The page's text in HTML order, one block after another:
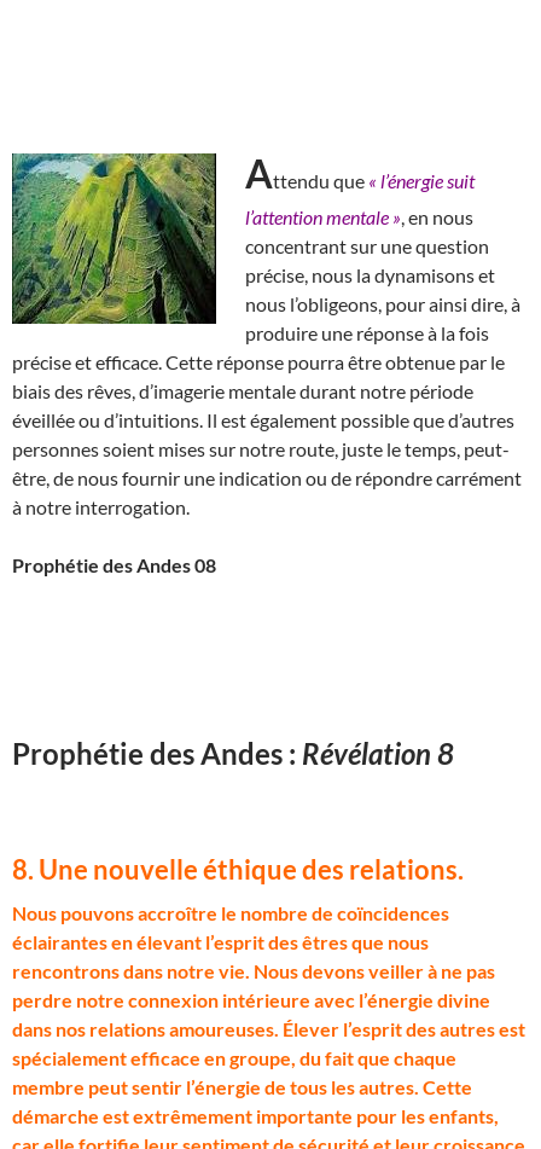
Attendu que « l’énergie suit
l’attention mentale » , en nous
concentrant sur une question
précise, nous la dynamisons et
nous l’obligeons, pour ainsi dire, à
produire une réponse à la fois
précise et efficace. Cette réponse pourra être obtenue par le
biais des rêves, d’imagerie mentale durant notre période
éveillée ou d’intuitions. Il est également possible que d’autres
personnes soient mises sur notre route, juste le temps, peut-
être, de nous fournir une indication ou de répondre carrément
à notre interrogation.
Prophétie des Andes 08
Prophétie des Andes : Révélation 8
8. Une nouvelle éthique des relations.
Nous pouvons accroître le nombre de coïncidences
éclairantes en élevant l’esprit des êtres que nous
rencontrons dans notre vie. Nous devons veiller à ne pas
perdre notre connexion intérieure avec l’énergie divine
dans nos relations amoureuses. Élever l’esprit des autres est
spécialement efficace en groupe, du fait que chaque
membre peut sentir l’énergie de tous les autres. Cette
démarche est extrêmement importante pour les enfants,
car elle fortifie leur sentiment de sécurité et leur croissance